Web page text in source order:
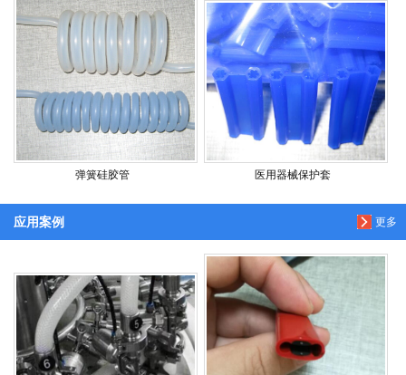
弹簧硅胶管 医用器械保护套
更多
应用案例